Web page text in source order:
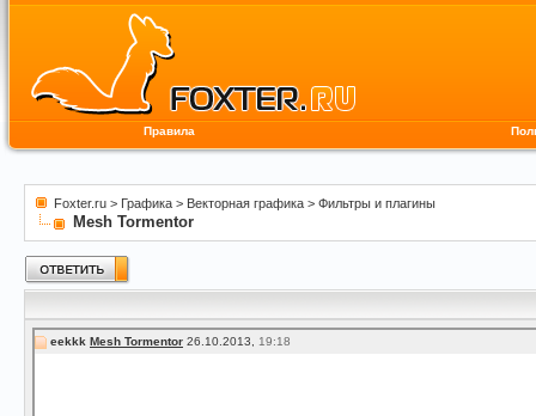
Правила
Foxter.ru > Графика > Векторная графика > Фильтры и плагины
Mesh Tormentor
eekkk Mesh Tormentor 26.10.2013, 19:18